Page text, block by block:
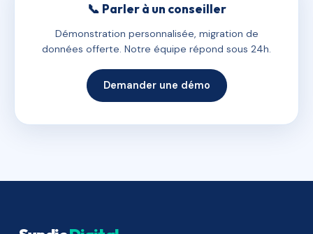
📞 Parler à un conseiller
Démonstration personnalisée, migration de
données offerte. Notre équipe répond sous 24h.
Demander une démo